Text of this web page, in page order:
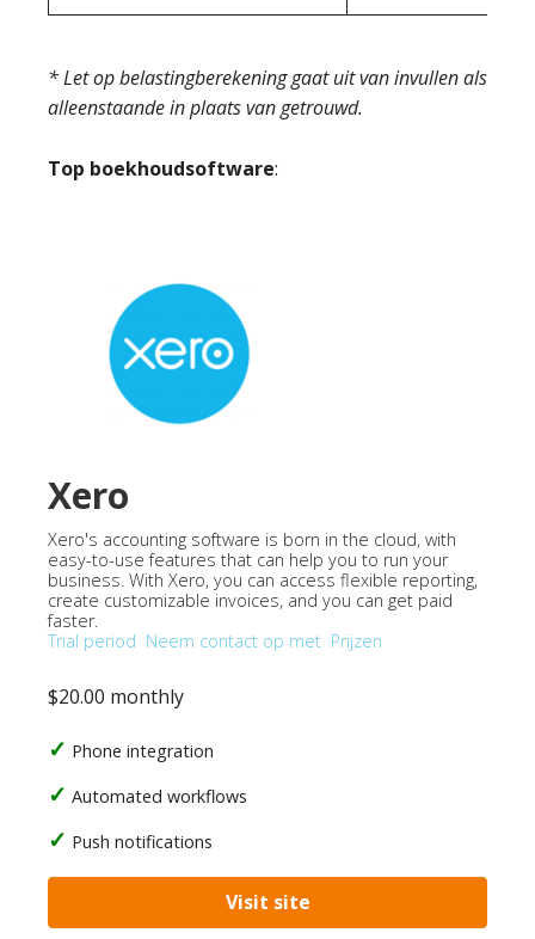
* Let op belastingberekening gaat uit van invullen als
alleenstaande in plaats van getrouwd.
Top boekhoudsoftware:
Xero
Xero's accounting software is born in the cloud, with
easy-to-use features that can help you to run your
business. With Xero, you can access flexible reporting,
create customizable invoices, and you can get paid
faster.
Trial period Neem contact op met Prijzen
$20.00 monthly
Phone integration
Automated workflows
Push notifications
Visit site